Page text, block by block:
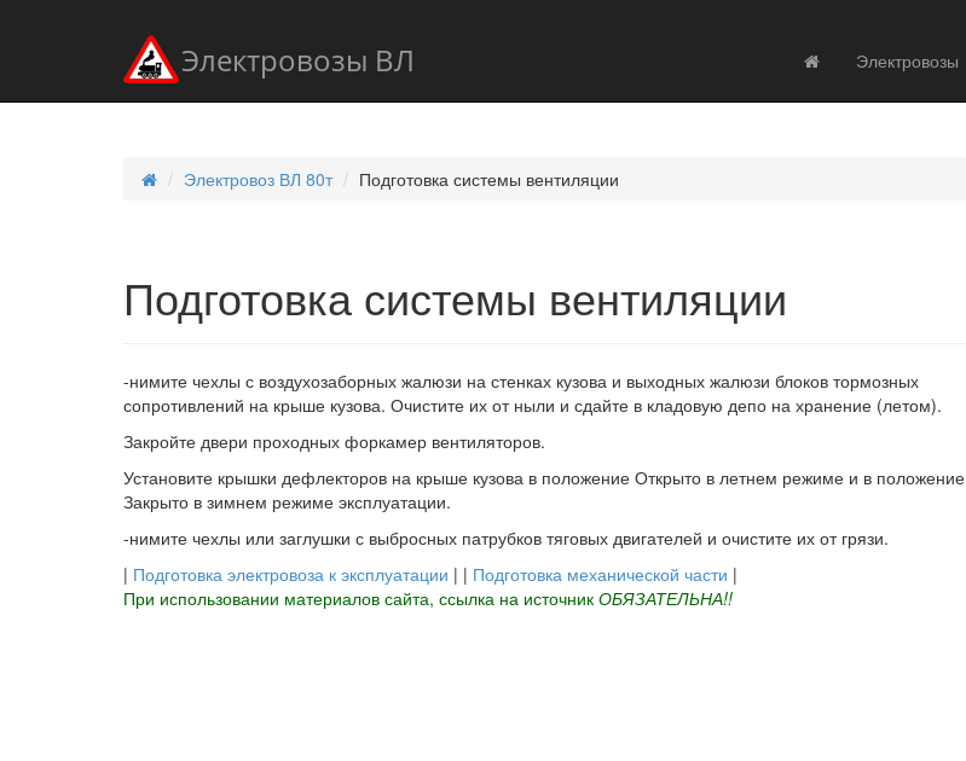
Электровозы ВЛ Электровозы
Электровоз ВЛ 80т Подготовка системы вентиляции
Подготовка системы вентиляции
-нимите чехлы с воздухозаборных жалюзи на стенках кузова и выходных жалюзи блоков тормозных
сопротивлений на крыше кузова. Очистите их от ныли и сдайте в кладовую депо на хранение (летом).
Закройте двери проходных форкамер вентиляторов.
Установите крышки дефлекторов на крыше кузова в положение Открыто в летнем режиме и в положение
Закрыто в зимнем режиме эксплуатации.
-нимите чехлы или заглушки с выбросных патрубков тяговых двигателей и очистите их от грязи.
| Подготовка электровоза к эксплуатации | | Подготовка механической части |
При использовании материалов сайта, ссылка на источник ОБЯЗАТЕЛЬНА!!